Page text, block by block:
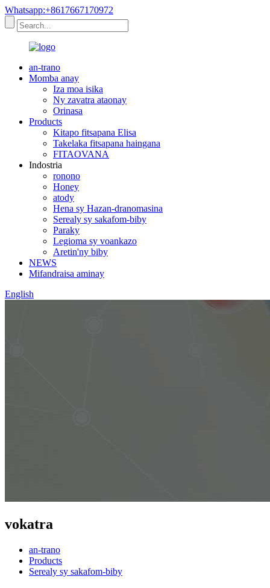
Whatsapp:+8617667170972
an-trano
Momba anay
Iza moa isika
Ny zavatra ataonay
Orinasa
Products
Kitapo fitsapana Elisa
Takelaka fitsapana haingana
FITAOVANA
Indostria
ronono
Honey
atody
Hena sy Hazan-dranomasina
Serealy sy sakafom-biby
Paraky
Legioma sy voankazo
Aretin'ny biby
NEWS
Mifandraisa aminay
English
vokatra
an-trano
Products
Serealy sy sakafom-biby